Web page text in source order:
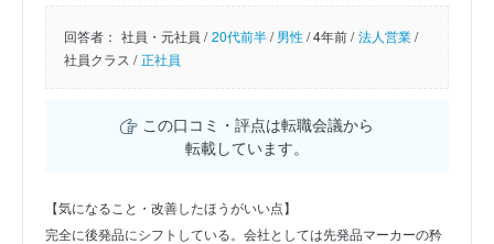
回答者： 社員・元社員 / 20代前半/男性/4年前 / 法人営業/
社員クラス / 正社員
この口コミ・評点は転職会議から
転載しています。
【気になること・改善したほうがいい点】
完全に後発品にシフトしている。会社としては先発品マーカーの矜